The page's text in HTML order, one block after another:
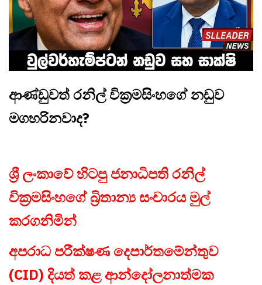
ආණ්ඩුවත් රනිල් වික්‍රමසිංහගේ නඩුව
මගහරිනවාද?
ශ්‍රී ලංකාවේ හිටපු ජනාධිපති රනිල්
වික්‍රමසිංහගේ බ්‍රිතාන්‍ය සංචාරය මුල්
කරගනිමින්
අපරාධ පරීක්ෂණ දෙපාර්තමේන්තුව
(CID) දියත් කළ ආන්දෝලනාත්මක